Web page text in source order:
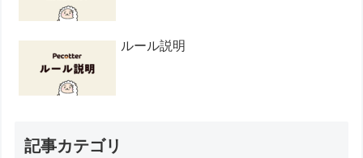
ルール説明
記事カテゴリ